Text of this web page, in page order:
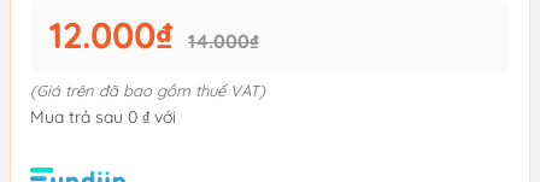
12.000₫ 14.000₫
(Giá trên đã bao gồm thuế VAT)
Mua trả sau 0 ₫ với